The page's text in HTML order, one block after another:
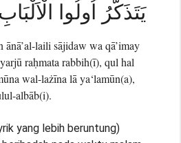
يَتَذَكَّرُ اُولُوا
laili sājidaw wa qā’imay
raḥmata rabbih(ī), qul hal
wal-lażīna lā ya‘lamūn(a),
albāb(i).
yang lebih beruntung)